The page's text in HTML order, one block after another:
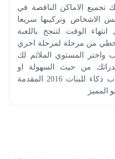
تجميع الاماكن الناقصة في
الاشخاص وتركيبها سريعا
انتهاء الوقت لتنجح باللعبة
من مرحلة لمرحلة اخري
واختر المستوي الملائم لك
من حيث السهولة او
الصعوبة استمتع باحدث العاب ذكاء للبنات 2016 المقدمة